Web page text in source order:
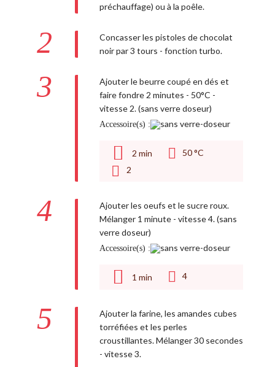
préchauffage) ou à la poêle.
2
Concasser les pistoles de chocolat
noir par 3 tours - fonction turbo.
3
Ajouter le beurre coupé en dés et
faire fondre 2 minutes - 50°C -
vitesse 2. (sans verre doseur)
Accessoire(s) :
2 min
50 °C
2
4
Ajouter les oeufs et le sucre roux.
Mélanger 1 minute - vitesse 4. (sans
verre doseur)
Accessoire(s) :
1 min 4
5
Ajouter la farine, les amandes cubes
torréfiées et les perles
croustillantes. Mélanger 30 secondes
- vitesse 3.